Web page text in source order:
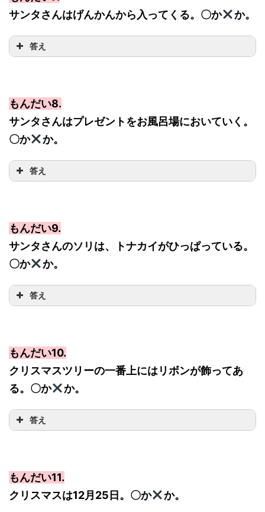
サンタさんはげんかんから入ってくる。〇か
か。
答え
もんだい8.
サンタさんはプレゼントをお風呂場においていく。
〇か
か。
答え
もんだい9.
サンタさんのソリは、トナカイがひっぱっている。
〇か
か。
答え
もんだい10.
クリスマスツリーの一番上にはリボンが飾ってあ
る。〇か
か。
答え
もんだい11.
クリスマスは12月25日。〇か
か。